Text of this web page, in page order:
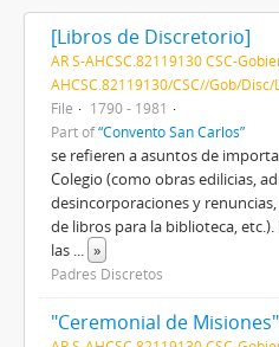
[Libros de Discretorio]
AR S-AHCSC.82119130 CSC-
AHCSC.82119130/CSC//Gob/
File
1790 - 1981
Part of“Convento San Carlos”
se refieren a asuntos de
Colegio (como obras edilicias,
desincorporaciones y
de libros para la biblioteca,
las ... »
Padres Discretos
"Ceremonial de Misiones"